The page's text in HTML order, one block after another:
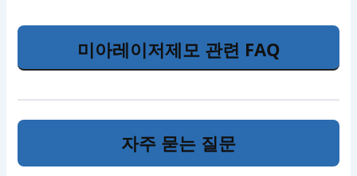
미아레이저제모 관련 FAQ
자주 묻는 질문